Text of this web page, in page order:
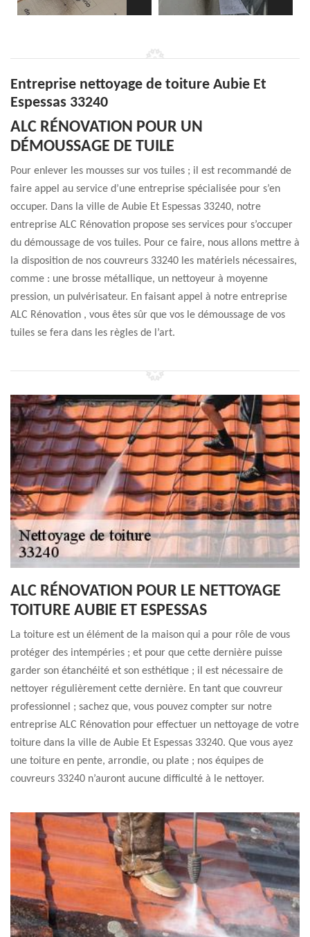
Entreprise nettoyage de toiture Aubie Et
Espessas 33240
ALC RÉNOVATION POUR UN
DÉMOUSSAGE DE TUILE
Pour enlever les mousses sur vos tuiles ; il est recommandé de
faire appel au service d’une entreprise spécialisée pour s’en
occuper. Dans la ville de Aubie Et Espessas 33240, notre
entreprise ALC Rénovation propose ses services pour s’occuper
du démoussage de vos tuiles. Pour ce faire, nous allons mettre à
la disposition de nos couvreurs 33240 les matériels nécessaires,
comme : une brosse métallique, un nettoyeur à moyenne
pression, un pulvérisateur. En faisant appel à notre entreprise
ALC Rénovation , vous êtes sûr que vos le démoussage de vos
tuiles se fera dans les règles de l’art.
ALC RÉNOVATION POUR LE NETTOYAGE
TOITURE AUBIE ET ESPESSAS
La toiture est un élément de la maison qui a pour rôle de vous
protéger des intempéries ; et pour que cette dernière puisse
garder son étanchéité et son esthétique ; il est nécessaire de
nettoyer régulièrement cette dernière. En tant que couvreur
professionnel ; sachez que, vous pouvez compter sur notre
entreprise ALC Rénovation pour effectuer un nettoyage de votre
toiture dans la ville de Aubie Et Espessas 33240. Que vous ayez
une toiture en pente, arrondie, ou plate ; nos équipes de
couvreurs 33240 n’auront aucune difficulté à le nettoyer.